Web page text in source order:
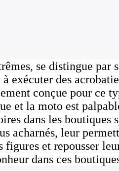
se distingue par
exécuter des
conçue pour ce
et la moto est
dans les boutiques
acharnés, leur
et repousser
dans ces